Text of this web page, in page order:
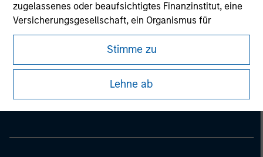
zugelassenes oder beaufsichtigtes Finanzinstitut, eine
Versicherungsgesellschaft, ein Organismus für
gemeinsame Anlagen oder dessen
Verwaltungsgesellschaft, ein Pensionsfonds oder
dessen Verwaltungsgesellschaft, ein Warenhändler
oder Waren-Derivatehändler oder ein sonstiger
institutioneller Anleger, der in jedem Fall für die Tätigkeit
Stimme zu
Lehne ab
Morgan Stanley
Morgan Stanley Careers